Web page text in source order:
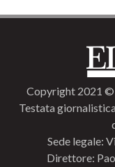
Copyright 2021 ©
Testata
Sede legale:
Direttore: